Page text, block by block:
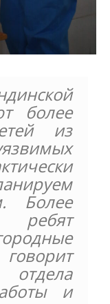
более
из
Более
и